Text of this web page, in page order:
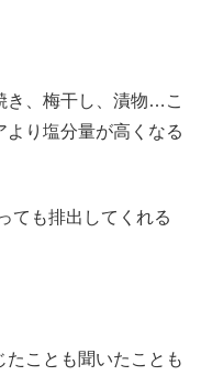
き、梅干し、漬物…こ
り塩分量が高くなる
ても排出してくれる
たことも聞いたことも